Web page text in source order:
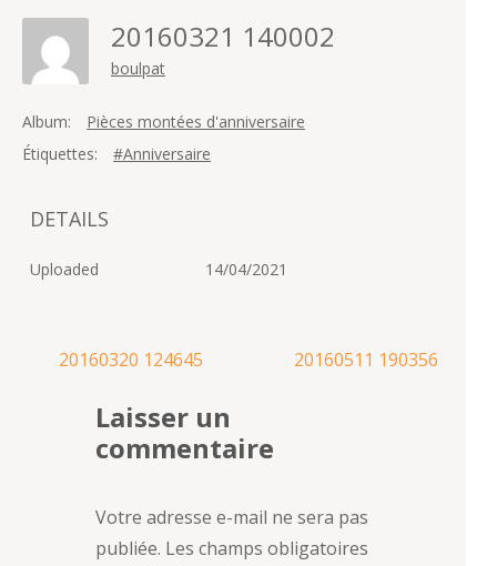
20160321 140002
boulpat
Album:
Pièces montées d'anniversaire
Étiquettes:
#Anniversaire
DETAILS
Uploaded 14/04/2021
Navigation
l’article
20160320 124645 20160511 190356
Laisser un
commentaire
Votre adresse e-mail ne sera pas
publiée. Les champs obligatoires